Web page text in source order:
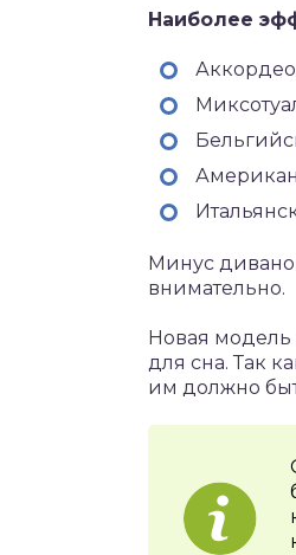
Наиболее
Минус
внимательно.
Новая модель
для сна. Так
им должно